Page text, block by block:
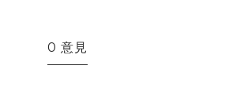
0 意見